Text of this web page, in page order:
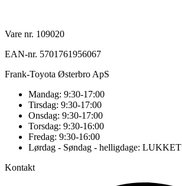
Vare nr. 109020
EAN-nr. 5701761956067
Frank-Toyota Østerbro ApS
Mandag: 9:30-17:00
Tirsdag: 9:30-17:00
Onsdag: 9:30-17:00
Torsdag: 9:30-16:00
Fredag: 9:30-16:00
Lørdag - Søndag - helligdage: LUKKET
Kontakt